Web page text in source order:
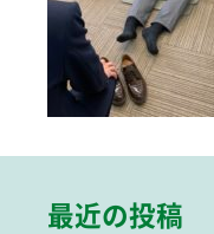
最近の投稿